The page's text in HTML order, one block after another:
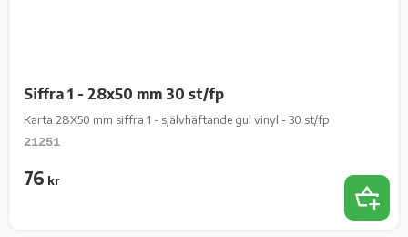
Siffra 1 - 28x50 mm 30 st/fp
Karta 28X50 mm siffra 1 - självhäftande gul vinyl - 30 st/fp
21251
76 kr